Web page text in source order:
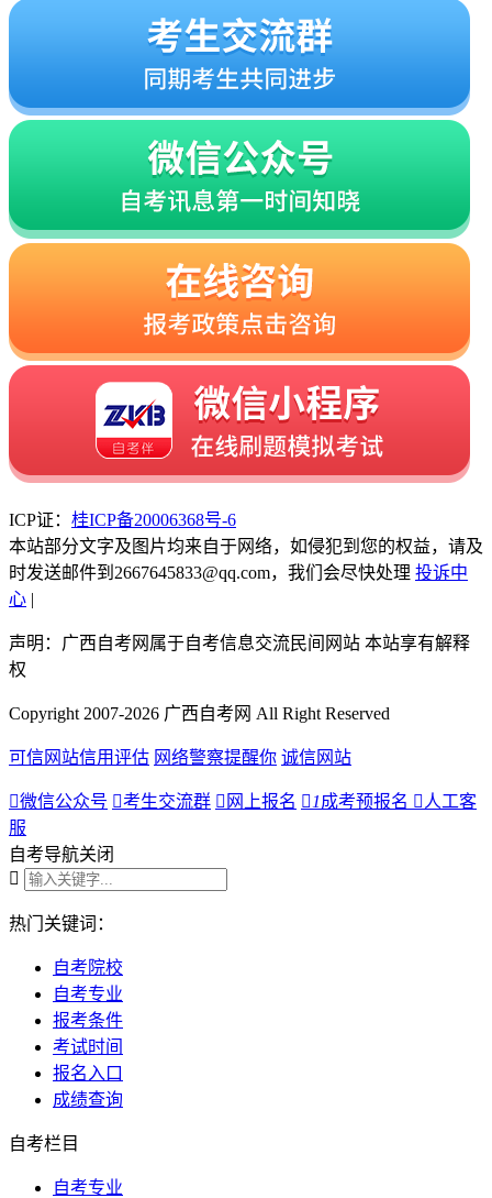
ICP证： 桂ICP备20006368号-6
本站部分文字及图片均来自于网络，如侵犯到您的权益，请及
时发送邮件到2667645833@qq.com，我们会尽快处理 投诉中
心 |
声明：广西自考网属于自考信息交流民间网站 本站享有解释
权
Copyright 2007-2026 广西自考网 All Right Reserved
可信网站信用评估 网络警察提醒你 诚信网站
微信公众号 考生交流群  网上报名  1成考预报名  人工客
服
自考导航关闭

热门关键词：
自考院校
自考专业
报考条件
考试时间
报名入口
成绩查询
自考栏目
自考专业